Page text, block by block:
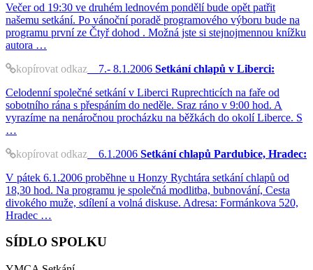
Večer od 19:30 ve druhém lednovém pondělí bude opět patřit
našemu setkání. Po vánoční poradě programového výboru bude na
programu první ze Čtyř dohod . Možná jste si stejnojmennou knížku
autora …
kopírovat odkaz 7.- 8.1.2006 Setkání chlapů v Liberci:
Celodenní společné setkání v Liberci Ruprechticích na faře od
sobotního rána s přespáním do neděle. Sraz ráno v 9:00 hod. A
vyrazíme na nenáročnou procházku na běžkách do okolí Liberce. S
…
kopírovat odkaz 6.1.2006 Setkání chlapů Pardubice, Hradec:
V pátek 6.1.2006 proběhne u Honzy Rychtára setkání chlapů od
18,30 hod. Na programu je společná modlitba, bubnování, Cesta
divokého muže, sdílení a volná diskuse. Adresa: Formánkova 520,
Hradec …
SÍDLO SPOLKU